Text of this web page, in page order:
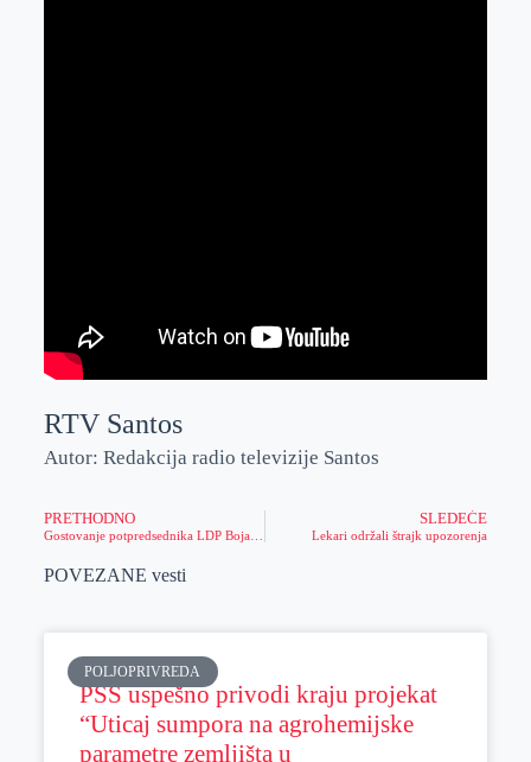
RTV Santos
Autor: Redakcija radio televizije Santos
PRETHODNO
Gostovanje potpredsednika LDP Bojana Đurića
SLEDEĆE
Lekari održali štrajk upozorenja
POVEZANE vesti
POLJOPRIVREDA
PSS uspešno privodi kraju projekat
“Uticaj sumpora na agrohemijske
parametre zemljišta u